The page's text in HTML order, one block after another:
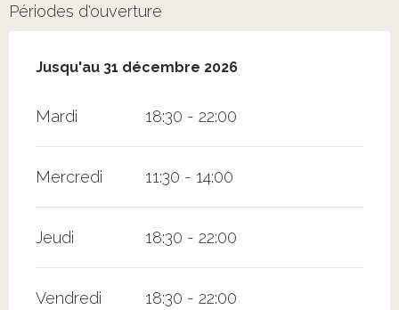
Périodes d'ouverture
Du5 janvier 2026au31 décembre 2026
Jusqu'au 31 décembre 2026
Mardi 18:30 - 22:00
Mercredi 11:30 - 14:00
Jeudi 18:30 - 22:00
Vendredi 18:30 - 22:00